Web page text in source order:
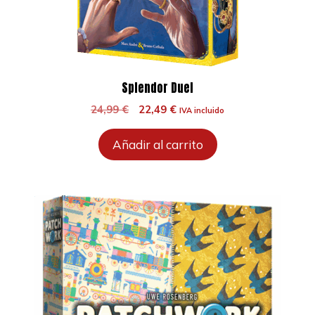
Splendor Duel
24,99€
El
original
era:
22,49 €El
actual
es:
IVA incluido
Añadir al carrito